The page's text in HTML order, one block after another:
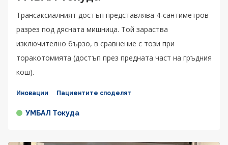
Трансаксиалният достъп представлява 4-сантиметров
разрез под дясната мишница. Той зараства
изключително бързо, в сравнение с този при
торакотомията (достъп през предната част на гръдния
кош).
Иновации Пациентите споделят
УМБАЛ Токуда